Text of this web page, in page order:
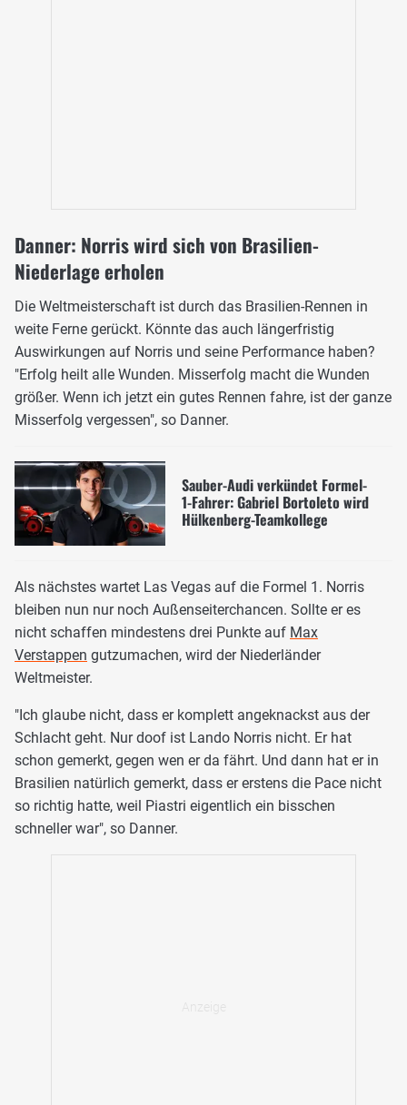
Danner: Norris wird sich von Brasilien-
Niederlage erholen
Die Weltmeisterschaft ist durch das Brasilien-Rennen in
weite Ferne gerückt. Könnte das auch längerfristig
Auswirkungen auf Norris und seine Performance haben?
"Erfolg heilt alle Wunden. Misserfolg macht die Wunden
größer. Wenn ich jetzt ein gutes Rennen fahre, ist der ganze
Misserfolg vergessen", so Danner.
Sauber-Audi verkündet Formel-
1-Fahrer: Gabriel Bortoleto wird
Hülkenberg-Teamkollege
Als nächstes wartet Las Vegas auf die Formel 1. Norris
bleiben nun nur noch Außenseiterchancen. Sollte er es
nicht schaffen mindestens drei Punkte auf Max
Verstappen gutzumachen, wird der Niederländer
Weltmeister.
"Ich glaube nicht, dass er komplett angeknackst aus der
Schlacht geht. Nur doof ist Lando Norris nicht. Er hat
schon gemerkt, gegen wen er da fährt. Und dann hat er in
Brasilien natürlich gemerkt, dass er erstens die Pace nicht
so richtig hatte, weil Piastri eigentlich ein bisschen
schneller war", so Danner.